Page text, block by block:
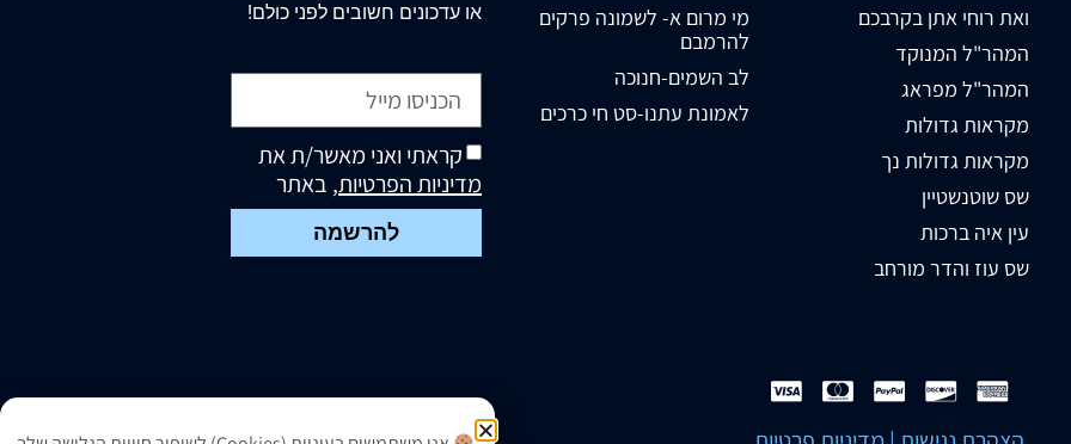
ואת רוחי אתן בקרבכם
המהר"ל המנוקד
המהר"ל מפראג
מקראות גדולות
מקראות גדולות נך
שס שוטנשטיין
עין איה ברכות
שס עוז והדר מורחב
מי מרום א- לשמונה פרקים
להרמבם
לב השמים-חנוכה
לאמונת עתנו-סט חי כרכים
או עדכונים חשובים לפני כולם!
קראתי ואני מאשר/ת את
מדיניות הפרטיות, באתר
להרשמה